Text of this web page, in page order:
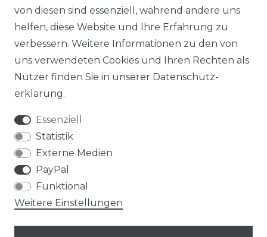
von diesen sind essenziell, während andere uns
helfen, diese Website und Ihre Erfahrung zu
verbessern. Weitere Informationen zu den von
uns verwendeten Cookies und Ihren Rechten als
Nutzer finden Sie in unserer Daten­schutz­
erklärung.
Essenziell
Statistik
Externe Medien
PayPal
Funktional
Weitere Einstellungen